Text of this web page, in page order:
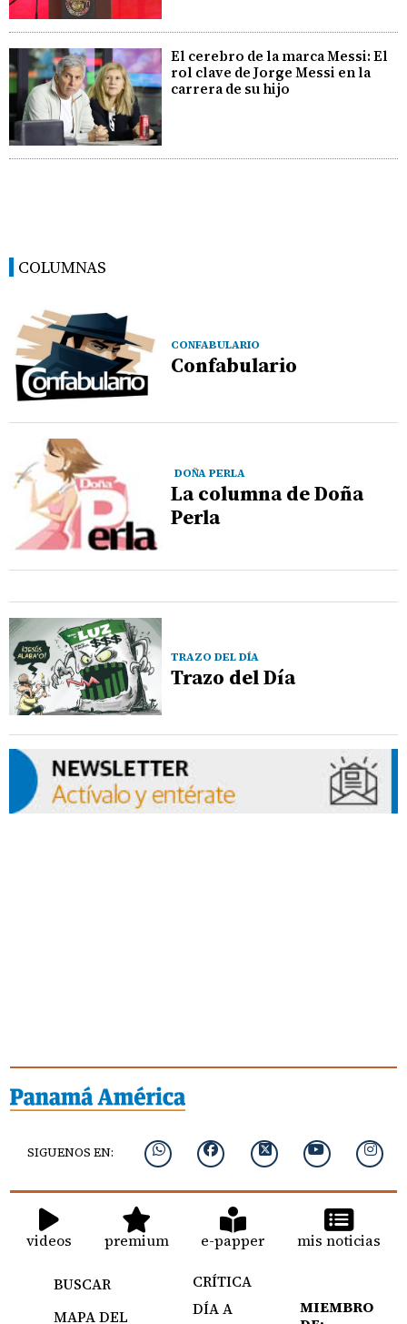
El cerebro de la marca Messi: El
rol clave de Jorge Messi en la
carrera de su hijo
COLUMNAS
CONFABULARIO
Confabulario
DOÑA PERLA
La columna de Doña
Perla
TRAZO DEL DÍA
Trazo del Día
SIGUENOS EN:
videos premium e-papper mis noticias
BUSCAR
MAPA DEL
CRÍTICA
DÍA A
MIEMBRO